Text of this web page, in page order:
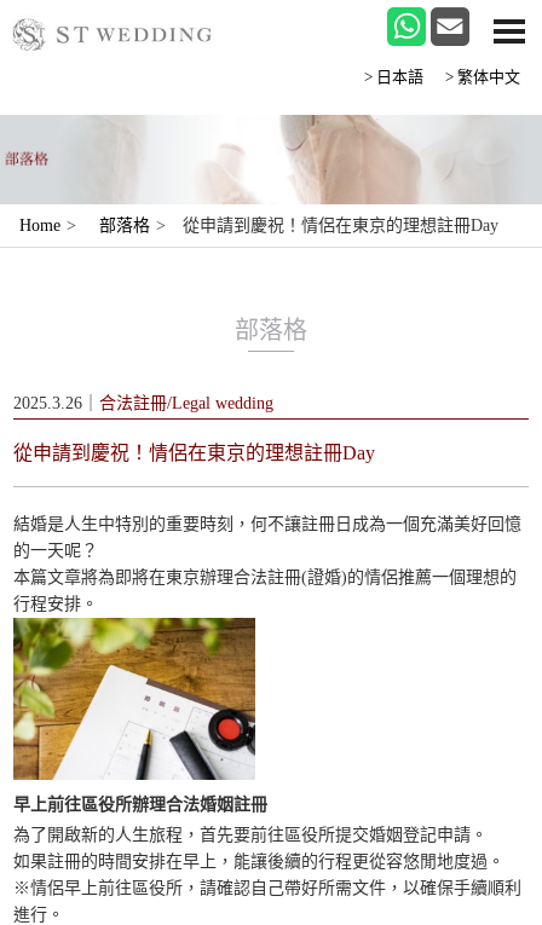
>日本語 >繁体中文
Home > 部落格 > 從申請到慶祝！情侶在東京的理想註冊Day
部落格
2025.3.26｜合法註冊/Legal wedding
從申請到慶祝！情侶在東京的理想註冊Day
結婚是人生中特別的重要時刻，何不讓註冊日成為一個充滿美好回憶
的一天呢？
本篇文章將為即將在東京辦理合法註冊(證婚)的情侶推薦一個理想的
行程安排。
早上前往區役所辦理合法婚姻註冊
為了開啟新的人生旅程，首先要前往區役所提交婚姻登記申請。
如果註冊的時間安排在早上，能讓後續的行程更從容悠閒地度過。
※情侶早上前往區役所，請確認自己帶好所需文件，以確保手續順利
進行。